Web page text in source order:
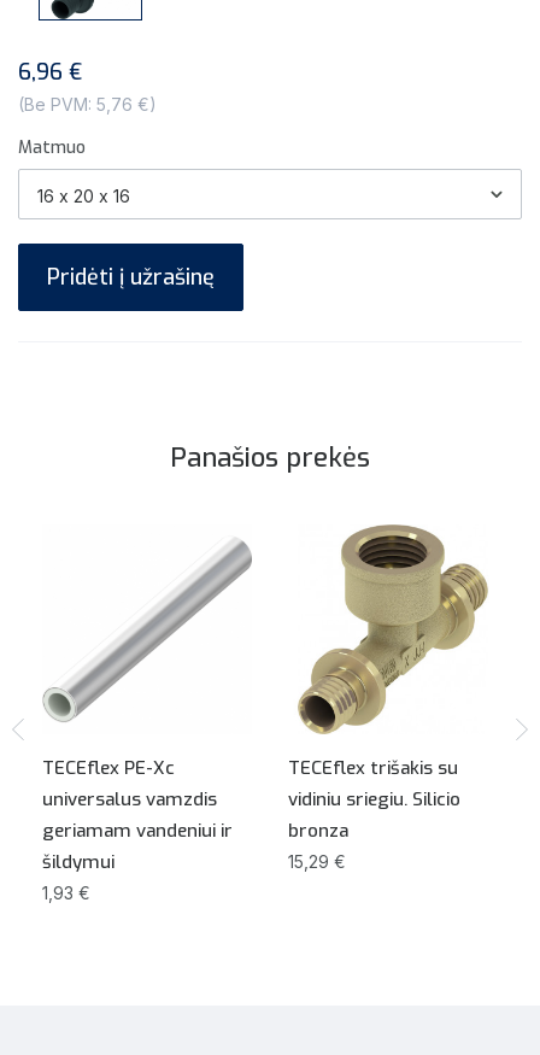
6,96 €
(Be PVM: 5,76 €)
Matmuo
Pridėti į užrašinę
Panašios prekės
TECEflex PE-Xc
universalus vamzdis
geriamam vandeniui ir
šildymui
1,93 €
TECEflex trišakis su
vidiniu sriegiu. Silicio
bronza
15,29 €